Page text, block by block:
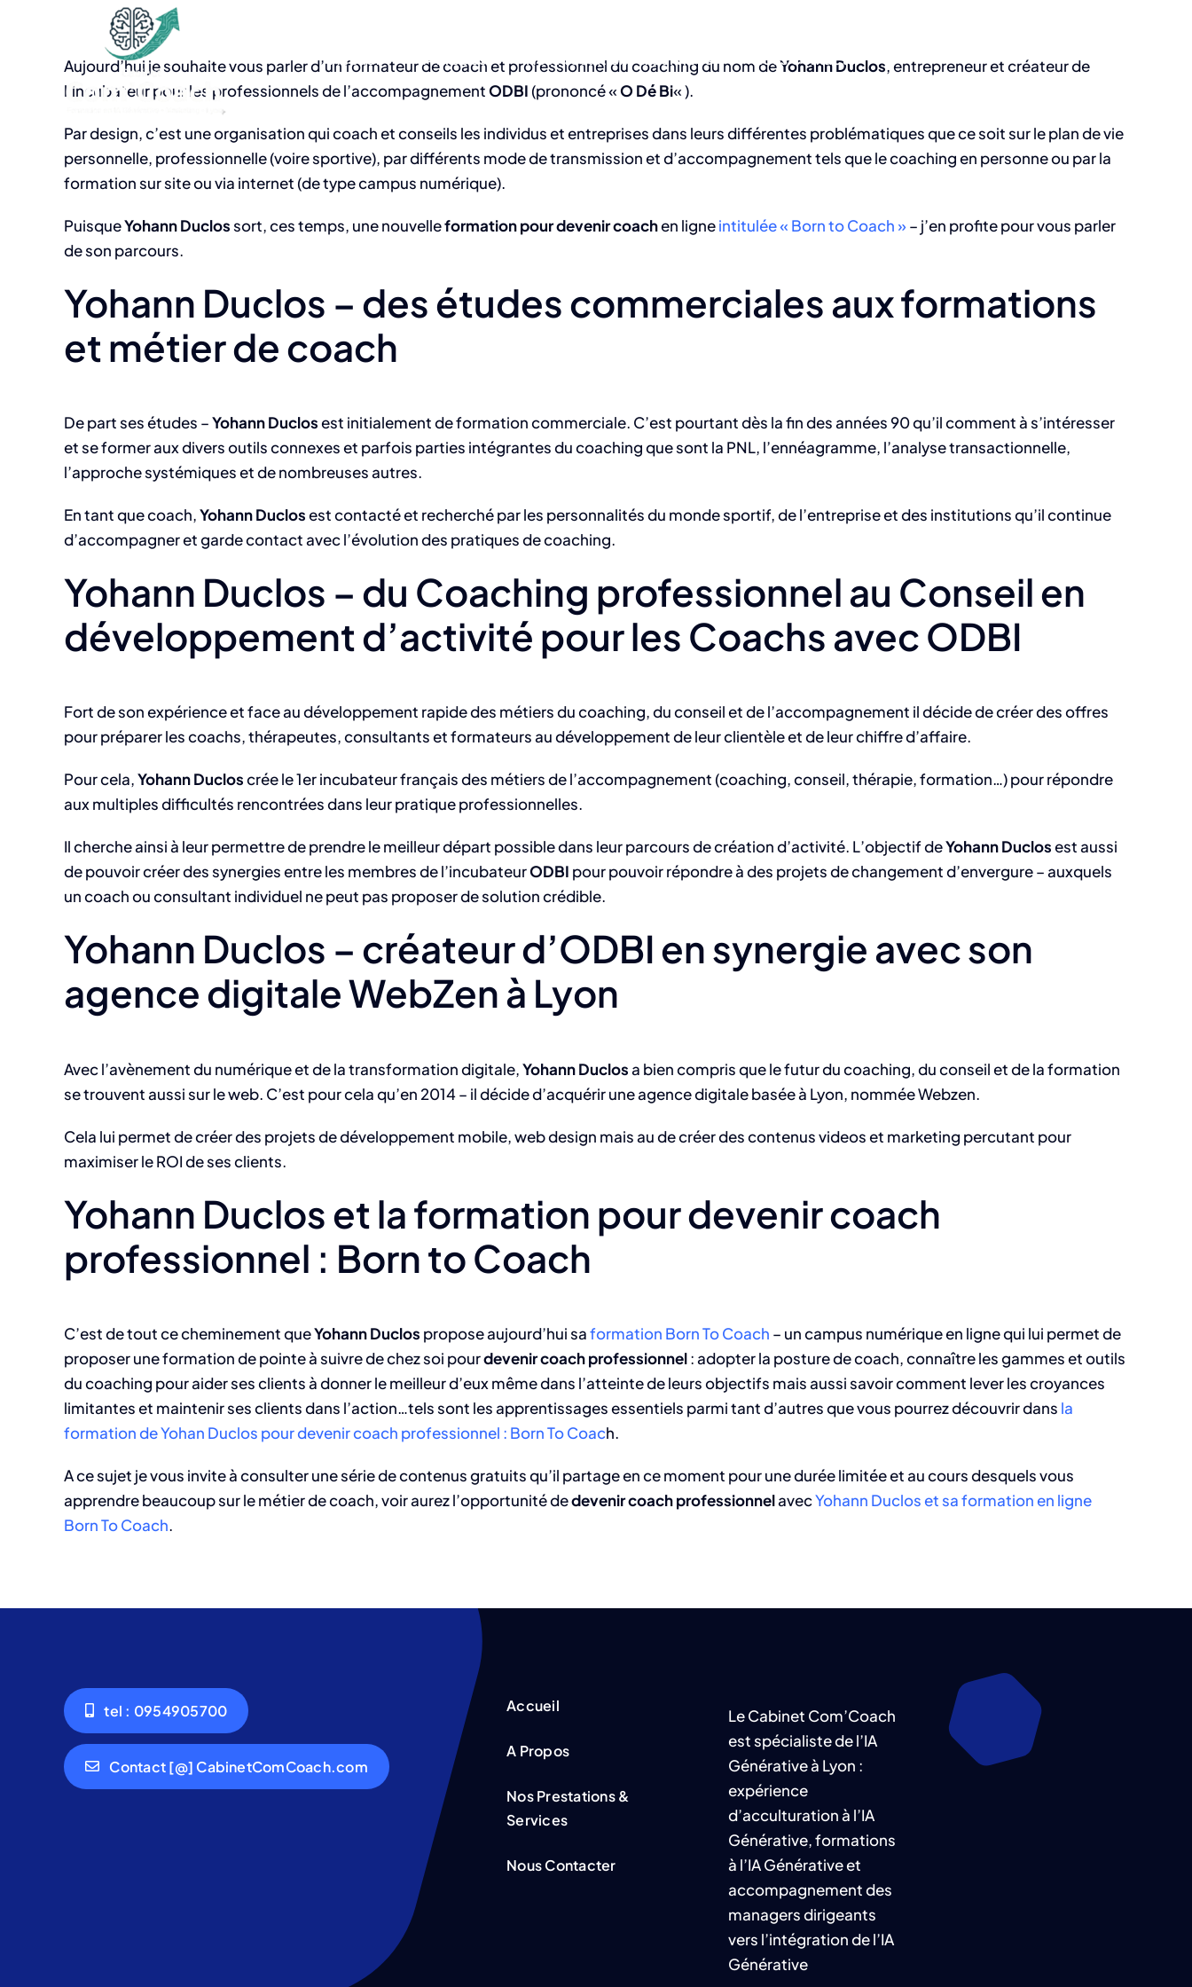
Accueil A Propos Nos Prestations & Services Nous Contacter
Aujourd’hui je souhaite vous parler d’un formateur de coach et professionnel du coaching du nom deYohann Duclos, entrepreneur et créateur de
l’incubateur pour les professionnels de l’accompagnementODBI (prononcé «O Dé Bi« ).
Par design, c’est une organisationqui coach et conseils les individus et entreprises dans leurs différentes problématiques que ce soit sur le plan de vie
personnelle, professionnelle (voire sportive), par différents mode de transmission et d’accompagnement tels que le coaching en personne ou par la
formation sur site ou via internet (de type campus numérique).
PuisqueYohann Duclossort, ces temps, une nouvelleformation pour devenir coachen ligneintitulée « Born to Coach »– j’en profite pour vous parler
de son parcours.
Yohann Duclos – des études commerciales aux formations
et métier de coach
De part ses études –Yohann Duclosest initialement de formation commerciale. C’est pourtant dès la fin des années 90 qu’il comment à s’intéresser
et se former aux divers outils connexes et parfois parties intégrantes du coaching que sont la PNL, l’ennéagramme, l’analyse transactionnelle,
l’approche systémiques et de nombreuses autres.
En tant que coach,Yohann Duclosest contacté et recherché par les personnalités du monde sportif, de l’entreprise et des institutions qu’il continue
d’accompagner et garde contact avec l’évolution des pratiques de coaching.
Yohann Duclos – du Coaching professionnel au Conseil en
développement d’activité pour les Coachs avec ODBI
Fort de son expérience et face au développement rapide des métiers du coaching, du conseil et de l’accompagnement il décide de créer des offres
pour préparer les coachs, thérapeutes, consultants et formateurs au développement de leur clientèle et de leur chiffre d’affaire.
Pour cela,Yohann Ducloscrée le 1er incubateur français des métiers de l’accompagnement (coaching, conseil, thérapie, formation…) pour répondre
aux multiples difficultés rencontrées dans leur pratique professionnelles.
Il cherche ainsi à leur permettre de prendre le meilleur départ possible dans leur parcours de création d’activité. L’objectif deYohann Duclosest aussi
de pouvoir créer des synergies entre les membres de l’incubateurODBI pour pouvoir répondre à des projets de changement d’envergure – auxquels
un coach ou consultant individuel ne peut pas proposer de solution crédible.
Yohann Duclos – créateur d’ODBI en synergie avec son
agence digitale WebZen à Lyon
Avec l’avènement du numérique et de la transformation digitale,Yohann Duclosa bien compris que le futur du coaching, du conseil et de la formation
se trouvent aussi sur le web. C’est pour cela qu’en 2014 – il décide d’acquérir une agence digitale basée à Lyon, nommée Webzen.
Cela lui permet de créer des projets de développement mobile, web design mais au de créer des contenus videos et marketing percutant pour
maximiser le ROI de ses clients.
Yohann Duclos et la formation pour devenir coach
professionnel : Born to Coach
C’est de tout ce cheminement queYohann Duclos propose aujourd’hui saformation Born To Coach – un campus numérique en ligne qui lui permet de
proposer une formation de pointe à suivre de chez soi pourdevenir coach professionnel: adopter la posture de coach, connaître les gammes et outils
du coaching pour aider ses clients à donner le meilleur d’eux même dans l’atteinte de leurs objectifs mais aussi savoir comment lever les croyances
limitantes et maintenir ses clients dans l’action…tels sont les apprentissages essentiels parmi tant d’autres que vous pourrez découvrir dans la
formation de Yohan Duclos pour devenir coach professionnel : Born To Coach.
A ce sujet je vous invite à consulter une série de contenus gratuits qu’il partage en ce moment pour une durée limitée et au cours desquels vous
apprendre beaucoup sur le métier de coach, voir aurez l’opportunité dedevenir coach professionnelavecYohann Duclos et sa formation en ligne
Born To Coach.
tel : 0954905700
Contact [@] CabinetComCoach.com
Accueil
A Propos
Nos Prestations &
Services
Nous Contacter
Le Cabinet Com’Coach
est spécialiste de l’IA
Générative à Lyon :
expérience
d’acculturation à l’IA
Générative, formations
à l’IA Générative et
accompagnement des
managers dirigeants
vers l’intégration de l’IA
Générative